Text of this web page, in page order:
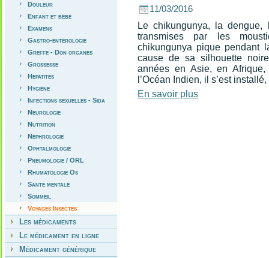
Douleur
Enfant et bébé
Examens
Gastro-entérologie
Greffe - Don organes
Grossesse
Hepatites
Hygiène
Infections sexuelles - Sida
Neurologie
Nutrition
Néphrologie
Ophtalmologie
Pneumologie / ORL
Rhumatologie Os
Sante mentale
Sommeil
Voyages Insectes
Les médicaments
Le médicament en ligne
Médicament générique
11/03/2016
Le chikungunya, la
transmises par les
chikungunya pique pendant
cause de sa silhouette
années en Asie, en
l’Océan Indien, il s’est
En savoir plus